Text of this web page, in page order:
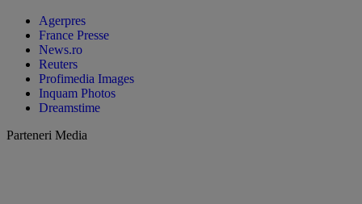
Agerpres
France Presse
News.ro
Reuters
Profimedia Images
Inquam Photos
Dreamstime
Parteneri Media